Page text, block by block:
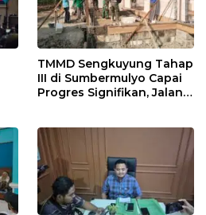
TMMD Sengkuyung Tahap
III di Sumbermulyo Capai
Progres Signifikan, Jalan